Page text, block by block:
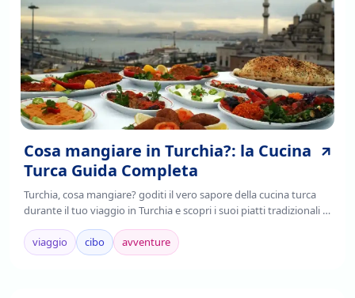
Cosa mangiare in Turchia?: la Cucina
Turca Guida Completa
Turchia, cosa mangiare? goditi il vero sapore della cucina turca
durante il tuo viaggio in Turchia e scopri i suoi piatti tradizionali ,
è il frutto della fusione di tradizioni culinarie regionali,
mediterranee e asiatiche.
viaggio cibo avventure